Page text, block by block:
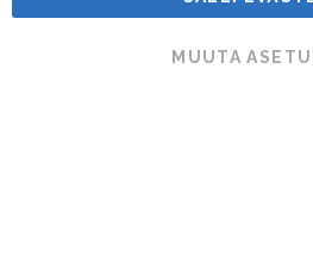
MUUTA